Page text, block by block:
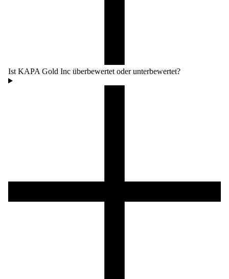
Ist KAPA Gold Inc überbewertet oder unterbewertet?